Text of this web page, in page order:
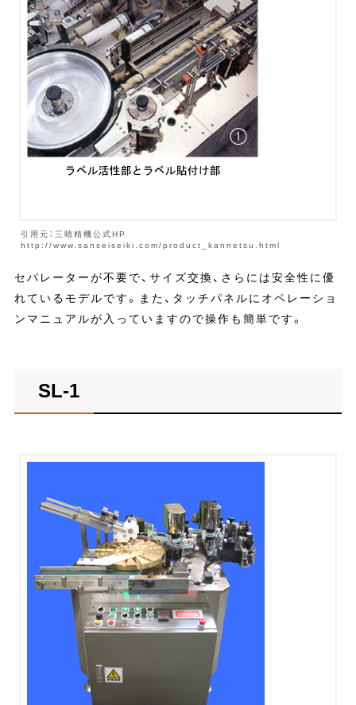
引用元：三晴精機公式HP
http://www.sanseiseiki.com/product_kannetsu.html
セパレーターが不要で、サイズ交換、さらには安全性に優
れているモデルです。また、タッチパネルにオペレーショ
ンマニュアルが入っていますので操作も簡単です。
SL-1